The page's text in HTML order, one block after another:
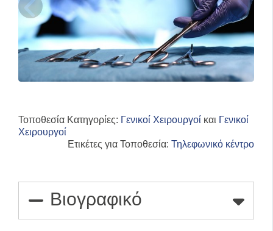
Τοποθεσία Κατηγορίες: Γενικοί Χειρουργοί και Γενικοί
Χειρουργοί
Ετικέτες για Τοποθεσία: Τηλεφωνικό κέντρο
Βιογραφικό